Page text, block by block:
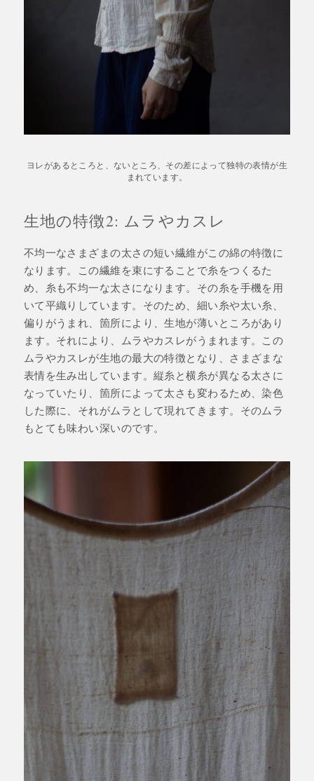
ヨレがあるところと、ないところ、その差によって独特の表情が生
まれています。
生地の特徴2: ムラやカスレ
不均一なさまざまの太さの短い繊維がこの綿の特徴に
なります。この繊維を束にすることで糸をつくるた
め、糸も不均一な太さになります。その糸を手機を用
いて平織りしています。そのため、細い糸や太い糸、
偏りがうまれ、箇所により、生地が薄いところがあり
ます。それにより、ムラやカスレがうまれます。この
ムラやカスレが生地の最大の特徴となり、さまざまな
表情を生み出しています。縦糸と横糸が異なる太さに
なっていたり、箇所によって太さも変わるため、染色
した際に、それがムラとして現れてきます。そのムラ
もとても味わい深いのです。